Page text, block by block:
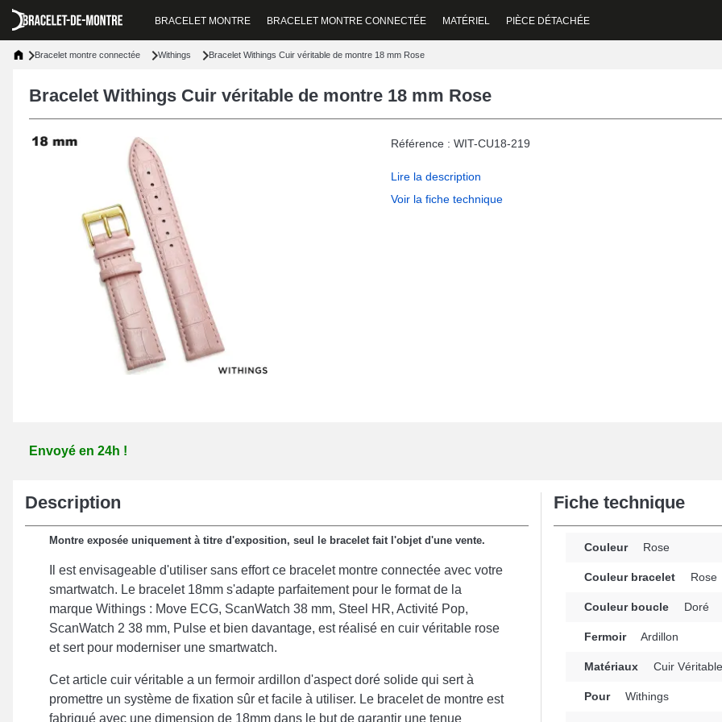
BRACELET MONTRE BRACELET MONTRE CONNECTÉE MATÉRIEL PIÈCE DÉTACHÉE
Bracelet montre connectée Withings Bracelet Withings Cuir véritable de montre 18 mm Rose
Bracelet Withings Cuir véritable de montre 18 mm Rose
Référence : WIT-CU18-219
Lire la description
Voir la fiche technique
Envoyé en 24h !
Description
Montre exposée uniquement à titre d'exposition, seul le bracelet fait l'objet d'une vente.
Il est envisageable d'utiliser sans effort ce bracelet montre connectée avec votre
smartwatch. Le bracelet 18mm s'adapte parfaitement pour le format de la
marque Withings : Move ECG, ScanWatch 38 mm, Steel HR, Activité Pop,
ScanWatch 2 38 mm, Pulse et bien davantage, est réalisé en cuir véritable rose
et sert pour moderniser une smartwatch.
Cet article cuir véritable a un fermoir ardillon d'aspect doré solide qui sert à
promettre un système de fixation sûr et facile à utiliser. Le bracelet de montre est
fabriqué avec une dimension de 18mm dans le but de garantir une tenue
Fiche technique
Couleur Rose
Couleur bracelet Rose
Couleur boucle Doré
Fermoir Ardillon
Matériaux Cuir Véritable
Pour Withings